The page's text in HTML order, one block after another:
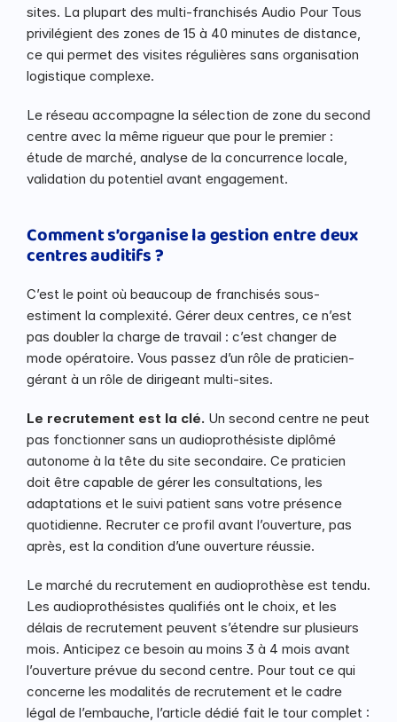
sites. La plupart des multi-franchisés Audio Pour Tous
privilégient des zones de 15 à 40 minutes de distance,
ce qui permet des visites régulières sans organisation
logistique complexe.
Le réseau accompagne la sélection de zone du second
centre avec la même rigueur que pour le premier :
étude de marché, analyse de la concurrence locale,
validation du potentiel avant engagement.
Comment s’organise la gestion entre deux
centres auditifs ?
C’est le point où beaucoup de franchisés sous-
estiment la complexité. Gérer deux centres, ce n’est
pas doubler la charge de travail : c’est changer de
mode opératoire. Vous passez d’un rôle de praticien-
gérant à un rôle de dirigeant multi-sites.
Le recrutement est la clé. Un second centre ne peut
pas fonctionner sans un audioprothésiste diplômé
autonome à la tête du site secondaire. Ce praticien
doit être capable de gérer les consultations, les
adaptations et le suivi patient sans votre présence
quotidienne. Recruter ce profil avant l’ouverture, pas
après, est la condition d’une ouverture réussie.
Le marché du recrutement en audioprothèse est tendu.
Les audioprothésistes qualifiés ont le choix, et les
délais de recrutement peuvent s’étendre sur plusieurs
mois. Anticipez ce besoin au moins 3 à 4 mois avant
l’ouverture prévue du second centre. Pour tout ce qui
concerne les modalités de recrutement et le cadre